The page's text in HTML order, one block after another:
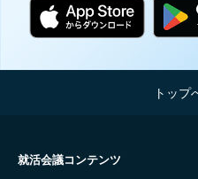
トッ
就活会議コンテンツ